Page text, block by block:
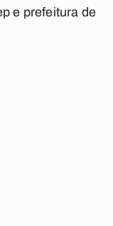
e prefeitura de